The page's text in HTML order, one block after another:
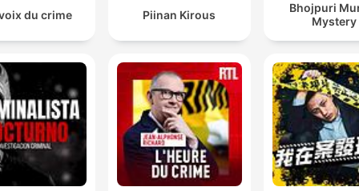
du crime Piinan Kirous
Bhojpuri
Mystery